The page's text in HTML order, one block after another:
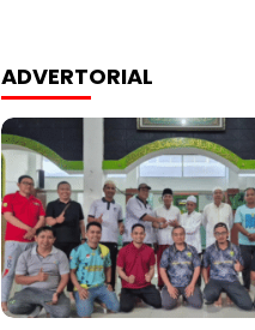
ADVERTORIAL